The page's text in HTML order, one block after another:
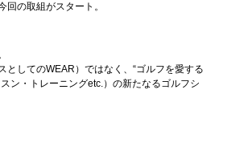
の取組がスタート。
してのWEAR）ではなく、“ゴルフを愛する
ン・トレーニングetc.）の新たなるゴルフシ